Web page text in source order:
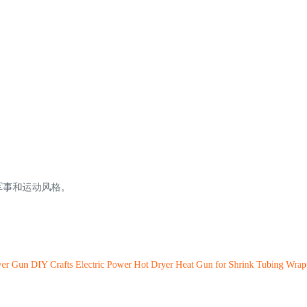
和运动风格。
Gun DIY Crafts Electric Power Hot Dryer Heat Gun for Shrink Tubing Wrap